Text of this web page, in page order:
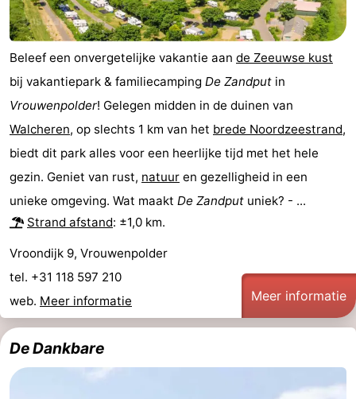
Beleef een onvergetelijke vakantie aan de Zeeuwse kust
bij vakantiepark & familiecamping De Zandput in
Vrouwenpolder! Gelegen midden in de duinen van
Walcheren, op slechts 1 km van het brede Noordzeestrand,
biedt dit park alles voor een heerlijke tijd met het hele
gezin. Geniet van rust, natuur en gezelligheid in een
unieke omgeving. Wat maakt De Zandput uniek? - ...
Strand afstand: ±1,0 km.
Vroondijk 9, Vrouwenpolder
tel. +31 118 597 210
web. Meer informatie Meer informatie
De Dankbare